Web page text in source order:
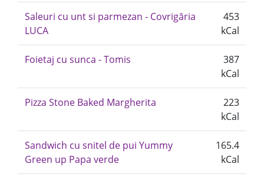
Saleuri cu unt si parmezan - Covrigăria
LUCA
453
kCal
Foietaj cu sunca - Tomis
387
kCal
Pizza Stone Baked Margherita
223
kCal
Sandwich cu snitel de pui Yummy
Green up Papa verde
165.4
kCal